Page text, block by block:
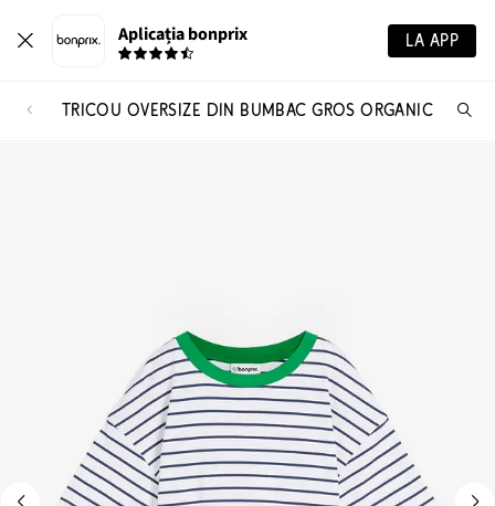
Aplicația bonprix LA APP
TRICOU OVERSIZE DIN BUMBAC GROS ORGANIC